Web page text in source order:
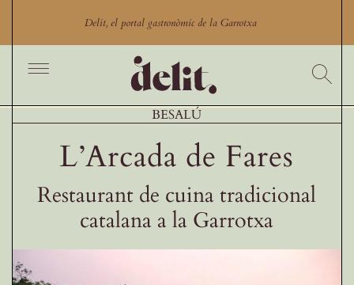
Delit, el portal gastronòmic de la Garrotxa
Toggle
Productes
Productors
Restaurants Garrotxa
BESALÚ
L’Arcada de Fares
Restaurant de cuina tradicional
catalana a la Garrotxa